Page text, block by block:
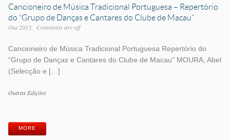
Cancioneiro de Música Tradicional Portuguesa – Repertório
do “Grupo de Danças e Cantares do Clube de Macau”
Out 2013 Comments are off
Cancioneiro de Música Tradicional Portuguesa Repertório do
“Grupo de Danças e Cantares do Clube de Macau” MOURA, Abel
(Selecção e […]
Work
Outras Edições
MORE